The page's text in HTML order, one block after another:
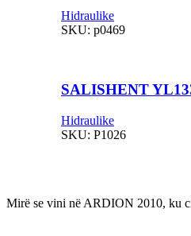
Hidraulike
SKU: p0469
SALISHENT
Hidraulike
SKU: P1026
Mirë se vini në ARDION 2010, ku